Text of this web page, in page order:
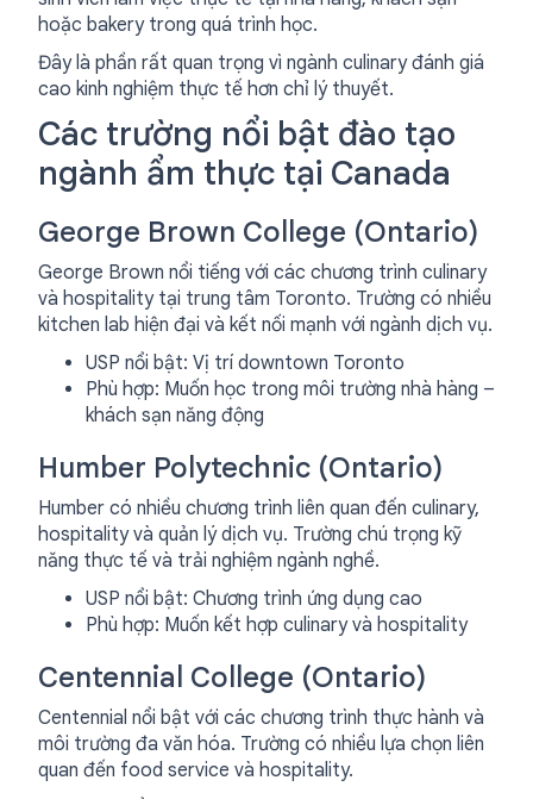
hoặc bakery trong quá trình học.
Đây là phần rất quan trọng vì ngành culinary đánh giá
cao kinh nghiệm thực tế hơn chỉ lý thuyết.
Các trường nổi bật đào tạo
ngành ẩm thực tại Canada
George Brown College (Ontario)
George Brown nổi tiếng với các chương trình culinary
và hospitality tại trung tâm Toronto. Trường có nhiều
kitchen lab hiện đại và kết nối mạnh với ngành dịch vụ.
USP nổi bật: Vị trí downtown Toronto
Phù hợp: Muốn học trong môi trường nhà hàng –
khách sạn năng động
Humber Polytechnic (Ontario)
Humber có nhiều chương trình liên quan đến culinary,
hospitality và quản lý dịch vụ. Trường chú trọng kỹ
năng thực tế và trải nghiệm ngành nghề.
USP nổi bật: Chương trình ứng dụng cao
Phù hợp: Muốn kết hợp culinary và hospitality
Centennial College (Ontario)
Centennial nổi bật với các chương trình thực hành và
môi trường đa văn hóa. Trường có nhiều lựa chọn liên
quan đến food service và hospitality.